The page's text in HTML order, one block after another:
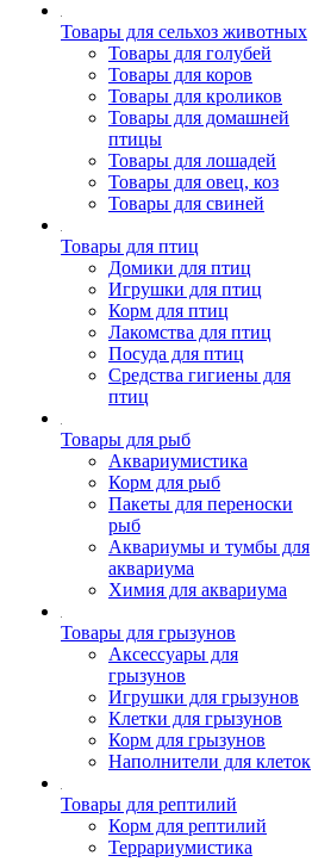
Товары для сельхоз животных
Товары для голубей
Товары для коров
Товары для кроликов
Товары для домашней
птицы
Товары для лошадей
Товары для овец, коз
Товары для свиней
Товары для птиц
Домики для птиц
Игрушки для птиц
Корм для птиц
Лакомства для птиц
Посуда для птиц
Средства гигиены для
птиц
Товары для рыб
Аквариумистика
Корм для рыб
Пакеты для переноски
рыб
Аквариумы и тумбы для
аквариума
Химия для аквариума
Товары для грызунов
Аксессуары для
грызунов
Игрушки для грызунов
Клетки для грызунов
Корм для грызунов
Наполнители для клеток
Товары для рептилий
Корм для рептилий
Террариумистика